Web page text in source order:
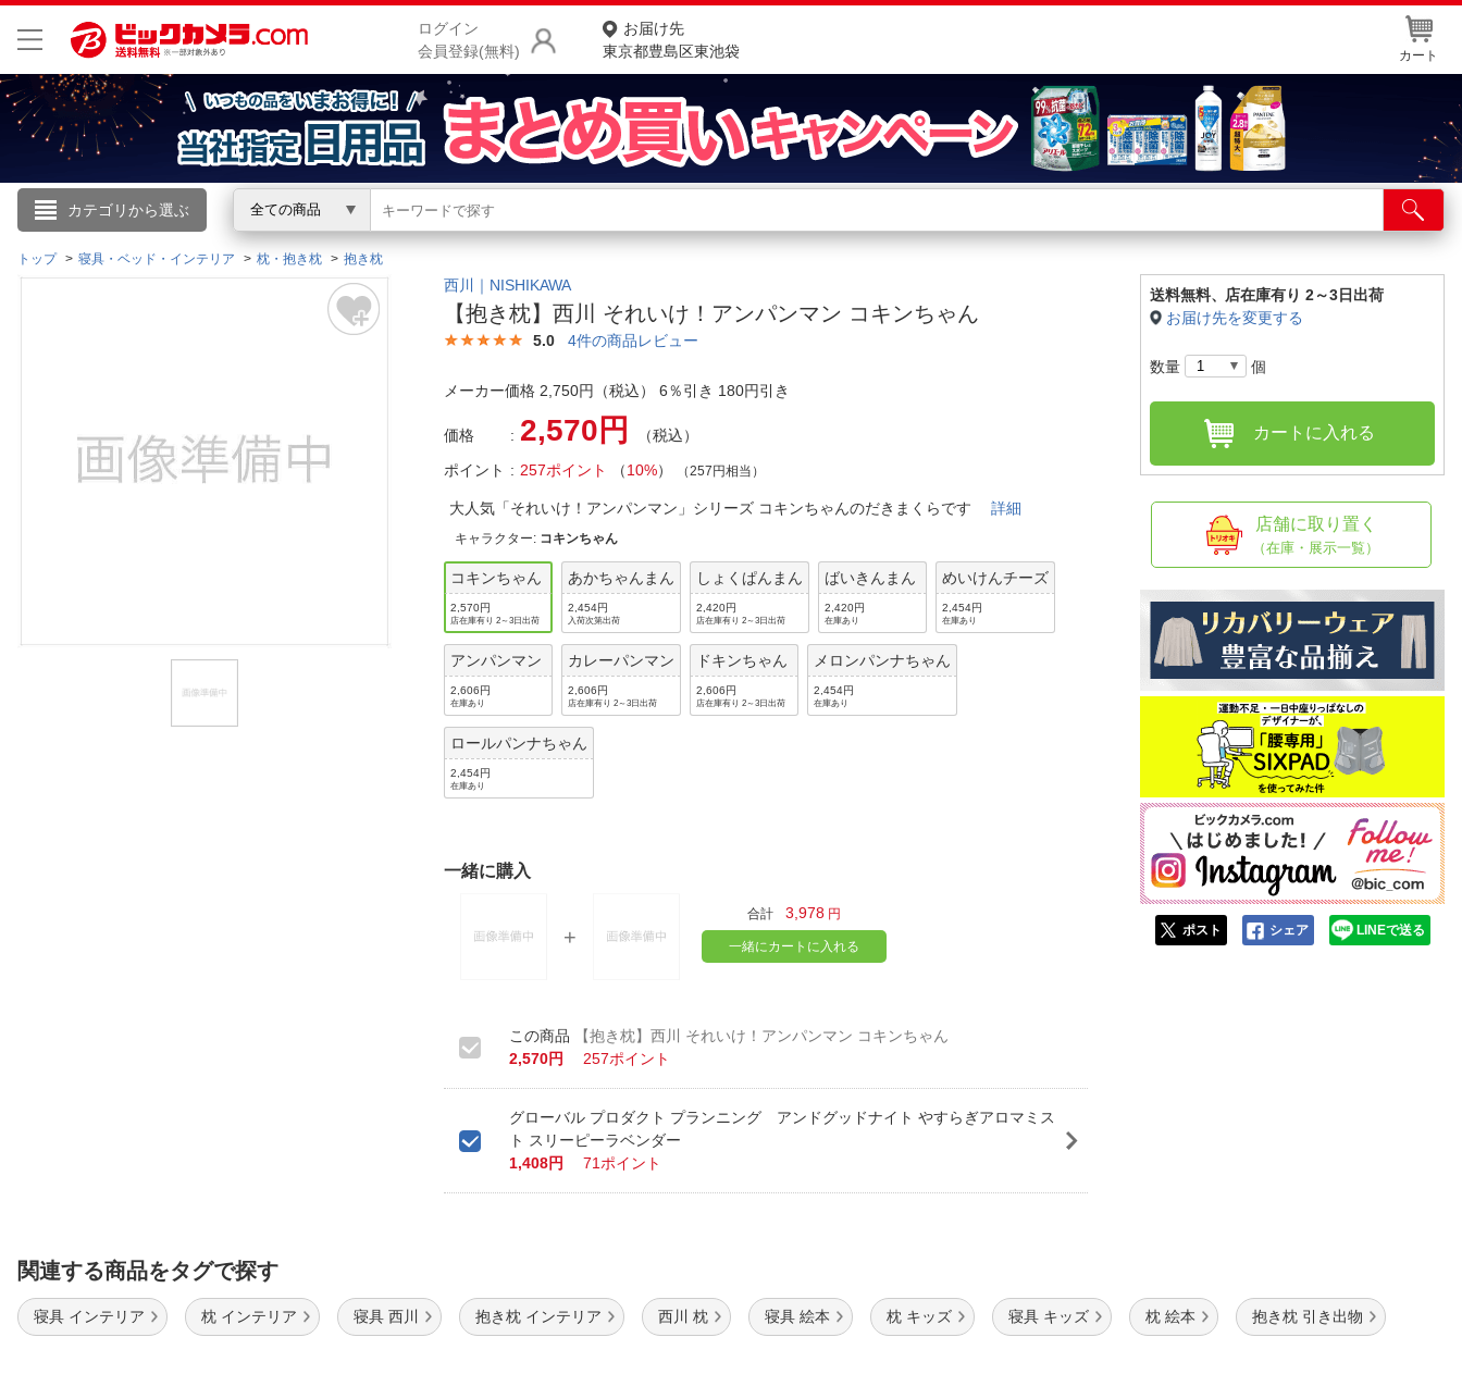
ログイン
会員登録(無料)
お届け先
東京都豊島区東池袋
カート
カテゴリから選ぶ 全ての商品
こんにちは
ログイン
閲覧履歴
商品をさがす
ランキングからさがす
カテゴリ一覧からさがす
お客様サポート
よくある質問・お問合せ
ご利用規約
店舗サービス
ネット取り置き
店舗情報・店舗一覧
トップ 寝具・ベッド・インテリア 枕・抱き枕 抱き枕
西川｜NISHIKAWA
【抱き枕】西川 それいけ！アンパンマン コキンちゃん
5.0 4件の商品レビュー
メーカー価格 2,750円（税込） 6％引き 180円引き
価格 2,570円
（税込）
ポイント
257ポイント （10%） （257円相当）
大人気「それいけ！アンパンマン」シリーズ コキンちゃんのだきまくらです詳細
キャラクター: コキンちゃん
コキンちゃん
2,570円
店在庫有り 2～3日出荷
あかちゃんまん
2,454円
入荷次第出荷
しょくぱんまん
2,420円
店在庫有り 2～3日出荷
ばいきんまん
2,420円
在庫あり
めいけんチーズ
2,454円
在庫あり
アンパンマン
2,606円
在庫あり
カレーパンマン
2,606円
店在庫有り 2～3日出荷
ドキンちゃん
2,606円
店在庫有り 2～3日出荷
メロンパンナちゃん
2,454円
在庫あり
ロールパンナちゃん
2,454円
在庫あり
一緒に購入
合計 3,978 円
一緒にカートに入れる
【抱き枕】西川 それいけ！アンパンマン コキンちゃん
2,570円
257ポイント
グローバル プロダクト プランニング アンドグッドナイト やすらぎアロマミス
ト スリーピーラベンダー
1,408円
71ポイント
送料無料、 店在庫有り 2～3日出荷
お届け先を変更する
数量 個
カートに入れる
店舗に取り置く
（在庫・展示一覧）
ポスト シェア LINEで送る
関連する商品をタグで探す
寝具 インテリア 枕 インテリア 寝具 西川 抱き枕 インテリア 西川 枕 寝具 絵本 枕 キッズ 寝具 キッズ 枕 絵本 抱き枕 引き出物